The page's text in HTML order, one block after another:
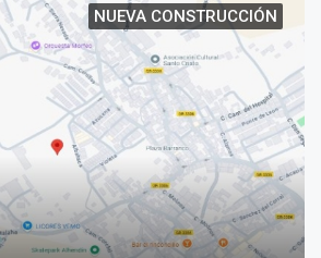
NUEVA CONSTRUCCIÓN